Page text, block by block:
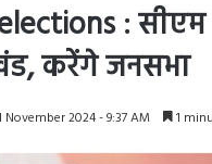
: सीएम
करेंगे जनसभा
November 2024 - 9:37 AM 1